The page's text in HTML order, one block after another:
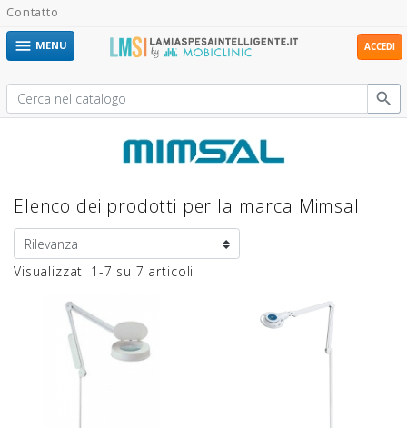
Contatto
 MENU ACCEDI

Elenco dei prodotti per la marca Mimsal
Visualizzati 1-7 su 7 articoli